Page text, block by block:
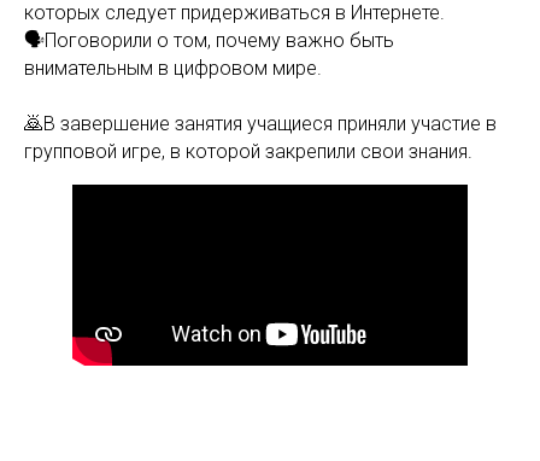
которых следует придерживаться в Интернете.
🗣Поговорили о том, почему важно быть
внимательным в цифровом мире.
🙇В завершение занятия учащиеся приняли участие в
групповой игре, в которой закрепили свои знания.